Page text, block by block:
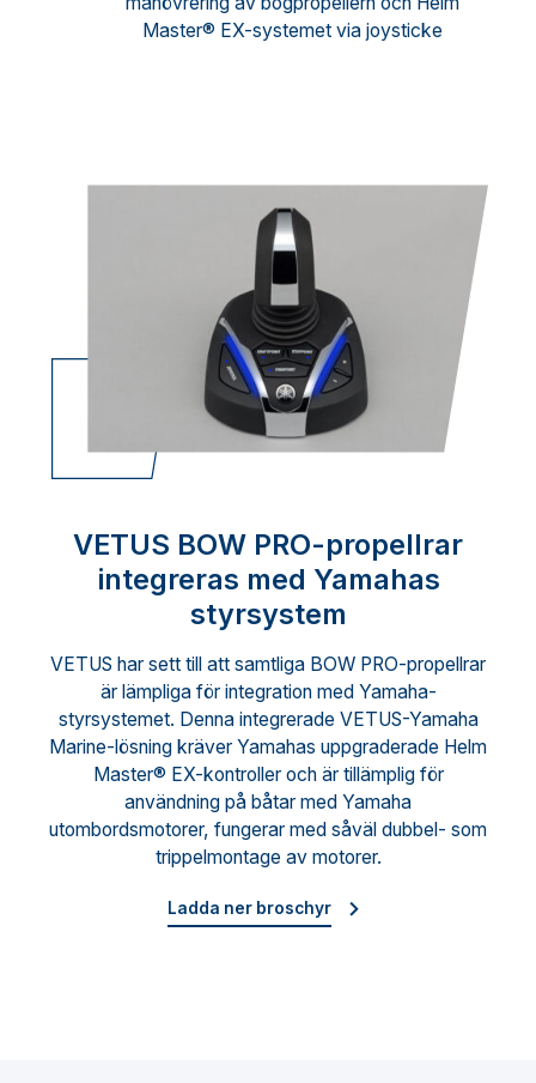
Master® EX-systemet via joysticke
VETUS BOW PRO-propellrar
integreras med Yamahas
styrsystem
VETUS har sett till att samtliga BOW PRO-propellrar
är lämpliga för integration med Yamaha-
styrsystemet. Denna integrerade VETUS-Yamaha
Marine-lösning kräver Yamahas uppgraderade Helm
Master® EX-kontroller och är tillämplig för
användning på båtar med Yamaha
utombordsmotorer, fungerar med såväl dubbel- som
trippelmontage av motorer.
Ladda ner broschyr